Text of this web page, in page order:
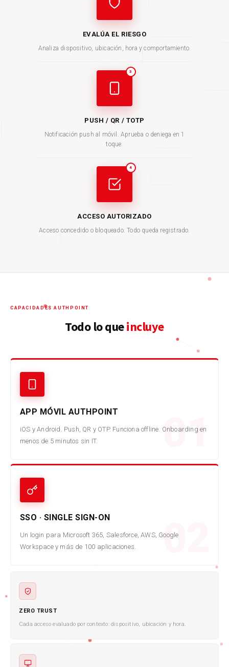
EVALÚA EL RIESGO
Analiza dispositivo, ubicación, hora y comportamiento.
3
PUSH / QR / TOTP
Notificación push al móvil. Aprueba o deniega en 1
toque.
4
ACCESO AUTORIZADO
Acceso concedido o bloqueado. Todo queda registrado.
CAPACIDADES AUTHPOINT
Todo lo queincluye
01
APP MÓVIL AUTHPOINT
iOS y Android. Push, QR y OTP. Funciona offline. Onboarding en
menos de 5 minutos sin IT.
02
SSO · SINGLE SIGN-ON
Un login para Microsoft 365, Salesforce, AWS, Google
Workspace y más de 100 aplicaciones.
ZERO TRUST
Cada acceso evaluado por contexto: dispositivo, ubicación y hora.